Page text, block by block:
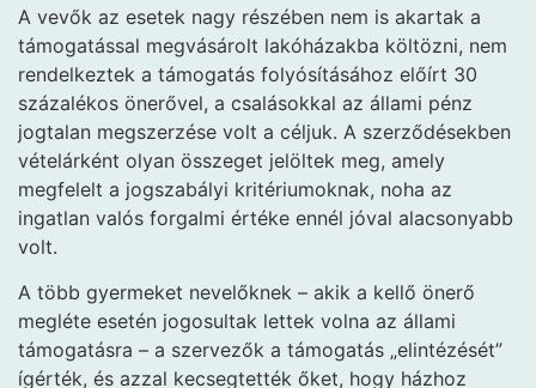
A vevők az esetek nagy részében nem is akartak a
támogatással megvásárolt lakóházakba költözni, nem
rendelkeztek a támogatás folyósításához előírt 30
százalékos önerővel, a csalásokkal az állami pénz
jogtalan megszerzése volt a céljuk. A szerződésekben
vételárként olyan összeget jelöltek meg, amely
megfelelt a jogszabályi kritériumoknak, noha az
ingatlan valós forgalmi értéke ennél jóval alacsonyabb
volt.
A több gyermeket nevelőknek – akik a kellő önerő
megléte esetén jogosultak lettek volna az állami
támogatásra – a szervezők a támogatás „elintézését”
ígérték, és azzal kecsegtették őket, hogy házhoz